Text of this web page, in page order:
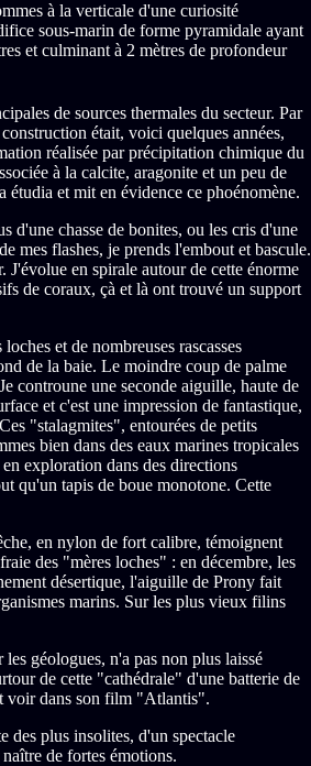
à la verticale d'une curiosité
sous-marin de forme pyramidale ayant
et culminant à 2 mètres de profondeur
de sources thermales du secteur. Par
était, voici quelques années,
réalisée par précipitation chimique du
à la calcite, aragonite et un peu de
et mit en évidence ce phoénomène.
d'une chasse de bonites, ou les cris d'une
mes flashes, je prends l'embout et bascule.
J'évolue en spirale autour de cette énorme
de coraux, çà et là ont trouvé un support
et de nombreuses rascasses
de la baie. Le moindre coup de palme
controune une seconde aiguille, haute de
et c'est une impression de fantastique,
"stalagmites", entourées de petits
bien dans des eaux marines tropicales
exploration dans des directions
qu'un tapis de boue monotone. Cette
en nylon de fort calibre, témoignent
des "mères loches" : en décembre, les
désertique, l'aiguille de Prony fait
marins. Sur les plus vieux filins
géologues, n'a pas non plus laissé
de cette "cathédrale" d'une batterie de
voir dans son film "Atlantis".
des plus insolites, d'un spectacle
de fortes émotions.